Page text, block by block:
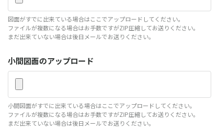
図面がすでに出来ている場合はここでアップロードしてください。
ファイルが複数になる場合はお手数ですがZIP圧縮してお送りください。
まだ出来ていない場合は後日メールでお送りください。
小間図面のアップロード
小間図面がすでに出来ている場合はここでアップロードしてください。
ファイルが複数になる場合はお手数ですがZIP圧縮してお送りください。
まだ出来ていない場合は後日メールでお送りください。